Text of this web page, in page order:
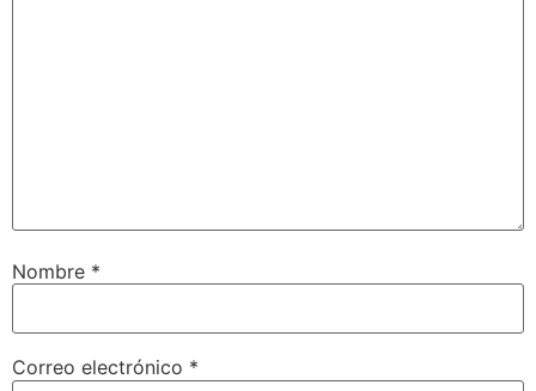
Nombre *
Correo electrónico *